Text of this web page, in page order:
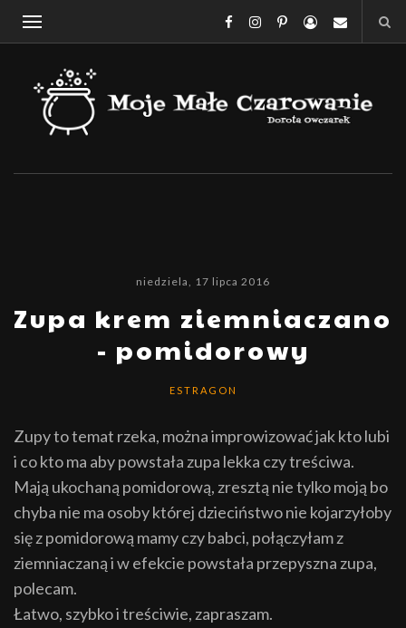
niedziela, 17 lipca 2016
Zupa krem ziemniaczano
- pomidorowy
ESTRAGON
Zupy to temat rzeka, można improwizować jak kto lubi
i co kto ma aby powstała zupa lekka czy treściwa.
Mają ukochaną pomidorową, zresztą nie tylko moją bo
chyba nie ma osoby której dzieciństwo nie kojarzyłoby
się z pomidorową mamy czy babci, połączyłam z
ziemniaczaną i w efekcie powstała przepyszna zupa,
polecam.
Łatwo, szybko i treściwie, zapraszam.